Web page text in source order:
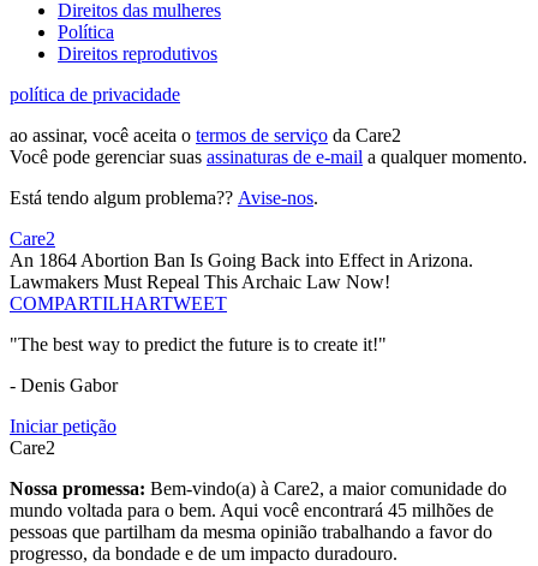
Direitos das mulheres
Política
Direitos reprodutivos
política de privacidade
ao assinar, você aceita o termos de serviço da Care2
Você pode gerenciar suas assinaturas de e-mail a qualquer momento.
Está tendo algum problema?? Avise-nos.
Care2
An 1864 Abortion Ban Is Going Back into Effect in Arizona.
Lawmakers Must Repeal This Archaic Law Now!
COMPARTILHARTWEET
"The best way to predict the future is to create it!"
- Denis Gabor
Iniciar petição
Care2
Nossa promessa: Bem-vindo(a) à Care2, a maior comunidade do
mundo voltada para o bem. Aqui você encontrará 45 milhões de
pessoas que partilham da mesma opinião trabalhando a favor do
progresso, da bondade e de um impacto duradouro.